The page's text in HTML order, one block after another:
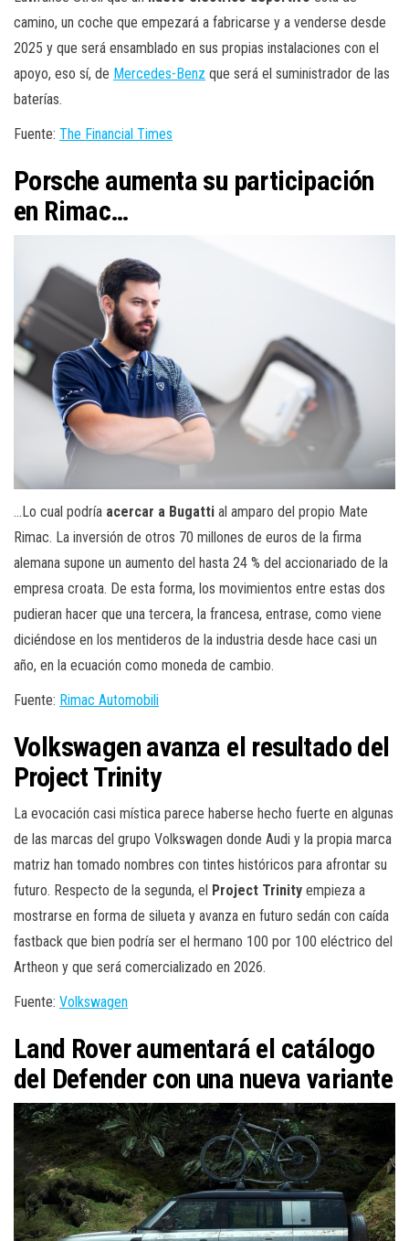
camino, un coche que empezará a fabricarse y a venderse desde
2025 y que será ensamblado en sus propias instalaciones con el
apoyo, eso sí, de Mercedes-Benz que será el suministrador de las
baterías.
Fuente: The Financial Times
Porsche aumenta su participación
en Rimac…
…Lo cual podría acercar a Bugatti al amparo del propio Mate
Rimac. La inversión de otros 70 millones de euros de la firma
alemana supone un aumento del hasta 24 % del accionariado de la
empresa croata. De esta forma, los movimientos entre estas dos
pudieran hacer que una tercera, la francesa, entrase, como viene
diciéndose en los mentideros de la industria desde hace casi un
año, en la ecuación como moneda de cambio.
Fuente: Rimac Automobili
Volkswagen avanza el resultado del
Project Trinity
La evocación casi mística parece haberse hecho fuerte en algunas
de las marcas del grupo Volkswagen donde Audi y la propia marca
matriz han tomado nombres con tintes históricos para afrontar su
futuro. Respecto de la segunda, el Project Trinity empieza a
mostrarse en forma de silueta y avanza en futuro sedán con caída
fastback que bien podría ser el hermano 100 por 100 eléctrico del
Artheon y que será comercializado en 2026.
Fuente: Volkswagen
Land Rover aumentará el catálogo
del Defender con una nueva variante